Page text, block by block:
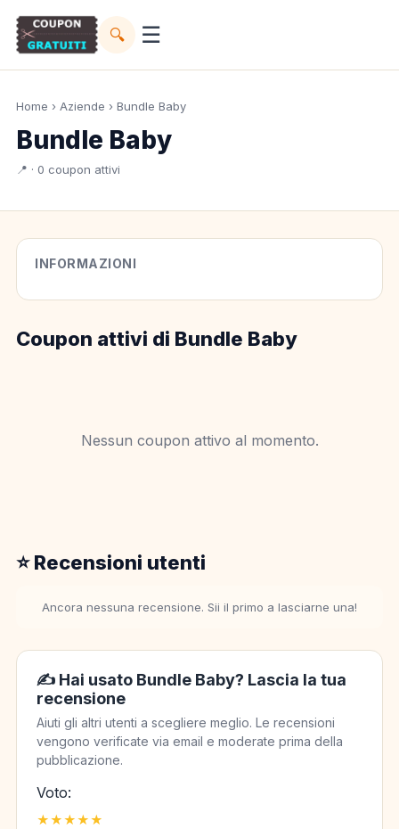
🔍 ☰
Home › Aziende › Bundle Baby
Bundle Baby
📍 · 0 coupon attivi
INFORMAZIONI
Coupon attivi di Bundle Baby
Nessun coupon attivo al momento.
⭐ Recensioni utenti
Ancora nessuna recensione. Sii il primo a lasciarne una!
✍️ Hai usato Bundle Baby? Lascia la tua
recensione
Aiuti gli altri utenti a scegliere meglio. Le recensioni
vengono verificate via email e moderate prima della
pubblicazione.
Voto:
★
★
★
★
★